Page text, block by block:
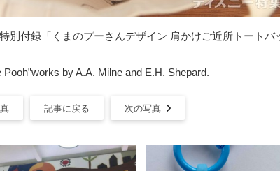
別付録「くまのプーさんデザイン 肩かけご近所トートバ
by A.A. Milne and E.H. Shepard.
記事に戻る 次の写真